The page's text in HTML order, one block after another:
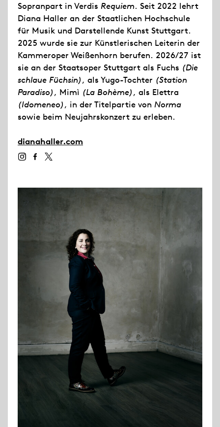
Sopranpart in Verdis Requiem. Seit 2022 lehrt
Diana Haller an der Staatlichen Hochschule
für Musik und Darstellende Kunst Stuttgart.
2025 wurde sie zur Künstlerischen Leiterin der
Kammeroper Weißenhorn berufen. 2026/27 ist
sie an der Staatsoper Stuttgart als Fuchs (Die
schlaue Füchsin), als Yugo-Tochter (Station
Paradiso), Mimì (La Bohème), als Elettra
(Idomeneo), in der Titelpartie von Norma
sowie beim Neujahrskonzert zu erleben.
dianahaller.com